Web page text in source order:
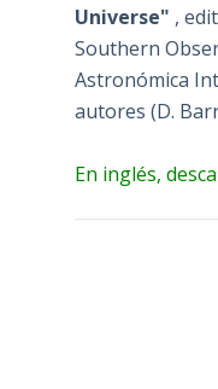
Universe" ,
Southern
Astronómica
autores (D.
En inglés,